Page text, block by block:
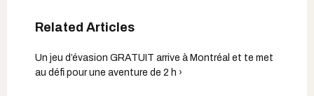
Un jeu d’évasion GRATUIT arrive à Montréal et te met
au défi pour une aventure de 2 h ›